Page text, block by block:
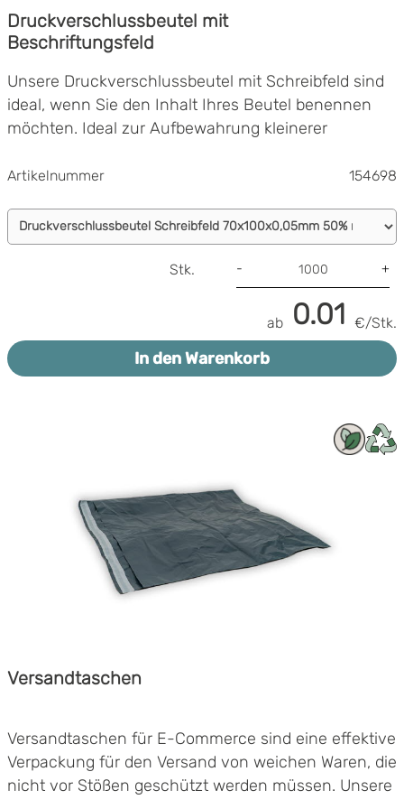
Druckverschlussbeutel mit
Beschriftungsfeld
Unsere Druckverschlussbeutel mit Schreibfeld sind
ideal, wenn Sie den Inhalt Ihres Beutel benennen
möchten. Ideal zur Aufbewahrung kleinerer
verschlossen und wieder geöffnet werden.
versehen, die über dem Zip-Verschluss angebracht
ist und zum Aufhängen an einem Haken oder
Unsere Druckverschlussbeutel sind geprüft,
rückverfolgbar und zertifiziert. Erhältlich mit oder
ohne Schreibfeld, klein und groß, lebensmittelecht,
antistatisch und mit Rostschutz.
Vielfältige Varianten und Einsatzmöglichkeiten
Artikelnummer 154698
Stk. - +
ab 0.01 €/Stk.
In den Warenkorb
Versandtaschen
Versandtaschen für E-Commerce sind eine effektive
Verpackung für den Versand von weichen Waren, die
nicht vor Stößen geschützt werden müssen. Unsere